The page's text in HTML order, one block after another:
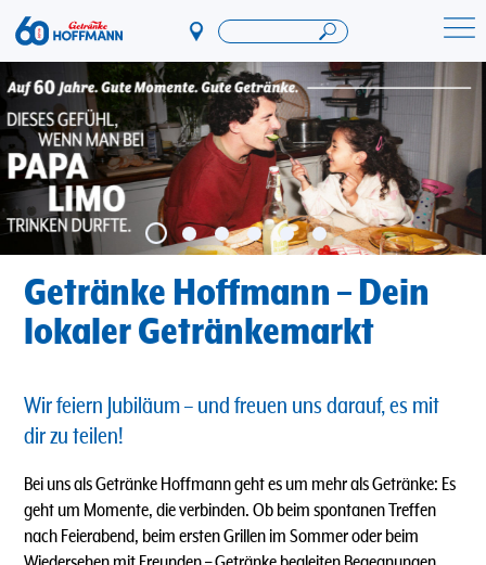
Direkt
zum
Inhalt
Startseite Getränke Hoffmann
Getränke Hoffmann – Dein
lokaler Getränkemarkt
Wir feiern Jubiläum – und freuen uns darauf, es mit
dir zu teilen!
Bei uns als Getränke Hoffmann geht es um mehr als Getränke: Es
geht um Momente, die verbinden. Ob beim spontanen Treffen
nach Feierabend, beim ersten Grillen im Sommer oder beim